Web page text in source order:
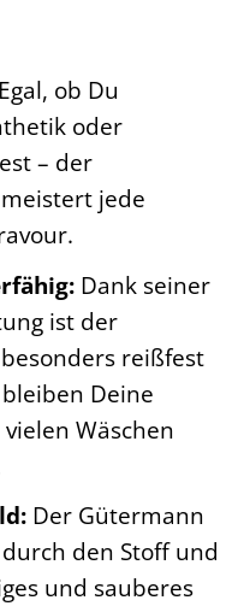
ob Du
oder
– der
jede
Dank seiner
ist der
reißfest
Deine
Wäschen
Der Gütermann
den Stoff und
und sauberes